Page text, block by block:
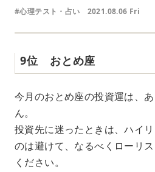
#心理テスト・占い 2021.08.06 Fri
9位 おとめ座
今月のおとめ座の投資運は、
ん。
投資先に迷ったときは、ハイ
のは避けて、なるべくローリ
ください。